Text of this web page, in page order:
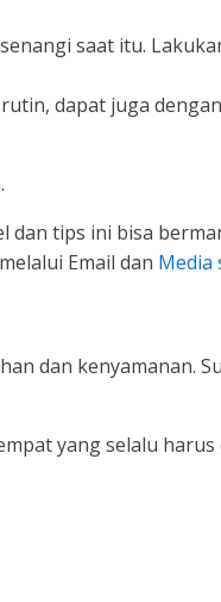
saat itu.
dapat juga
dan tips ini bisa
Email dan Media
dan kenyamanan.
yang selalu